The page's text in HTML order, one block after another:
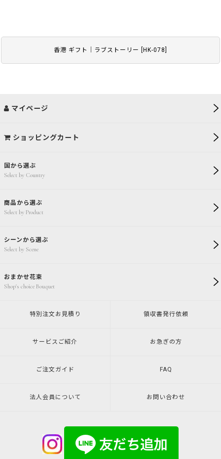
香港 ギフト｜ラブストーリー HK-078
国から選ぶ
Select by Country
商品から選ぶ
Select by Product
シーンから選ぶ
Select by Scene
おまかせ花束
Shop's choice Bouquet
マイページ
ショッピングカート
特別注文 お見積り 領収書発行依頼
サービスご紹介 お急ぎの方
ご注文ガイド FAQ
法人会員について お問い合わせ